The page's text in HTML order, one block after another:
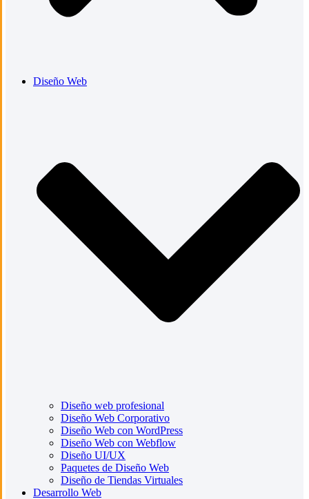
Diseño Web
Diseño web profesional
Diseño Web Corporativo
Diseño Web con WordPress
Diseño Web con Webflow
Diseño UI/UX
Paquetes de Diseño Web
Diseño de Tiendas Virtuales
Desarrollo Web